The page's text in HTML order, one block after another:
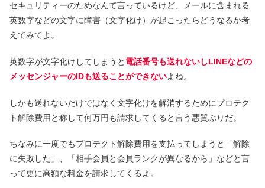
セキュリティーのためなんて言っているけど、メールに含まれる
英数字などの文字に障害（文字化け）が起こったらどうなるか考
えてみてよ。
英数字が文字化けしてしまうと 電話番号も送れないしLINEなどの
メッセンジャーのIDも送ることができないよね。
しかも送れないだけではなく文字化けを解消するためにプロテク
ト解除費用と称して何万円も請求してくると言う悪質ぶりだ。
ちなみに一度でもプロテクト解除費用を支払ってしまうと「解除
に失敗した」、「相手会員と会員ランクが異なるから」などと言
って更に高額な料金を請求してくるよ。